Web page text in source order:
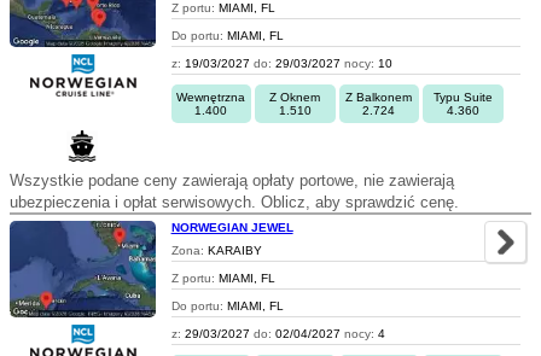
Z portu: MIAMI, FL
Do portu: MIAMI, FL
z: 19/03/2027 do: 29/03/2027 nocy: 10
Wewnętrzna
1.400
Z Oknem
1.510
Z Balkonem
2.724
Typu Suite
4.360
Wszystkie podane ceny zawierają opłaty portowe, nie zawierają
ubezpieczenia i opłat serwisowych. Oblicz, aby sprawdzić cenę.
NORWEGIAN JEWEL
Zona: KARAIBY
Z portu: MIAMI, FL
Do portu: MIAMI, FL
z: 29/03/2027 do: 02/04/2027 nocy: 4